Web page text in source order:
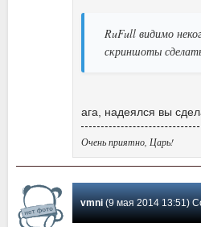
RuFull видимо
скриншоты
ага, надеялся вы
Очень приятно, Царь!
vmni(9 мая 2014 13:51)